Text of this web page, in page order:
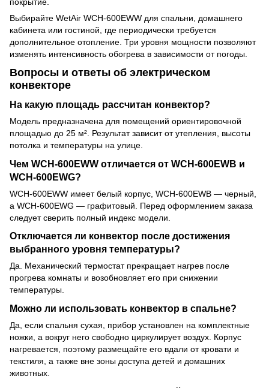
Выбирайте WetAir WCH-600EWW для спальни, домашнего
кабинета или гостиной, где периодически требуется
дополнительное отопление. Три уровня мощности позволяют
изменять интенсивность обогрева в зависимости от погоды.
Вопросы и ответы об электрическом
конвекторе
На какую площадь рассчитан конвектор?
Модель предназначена для помещений ориентировочной
площадью до 25 м². Результат зависит от утепления, высоты
потолка и температуры на улице.
Чем WCH-600EWW отличается от WCH-600EWB и
WCH-600EWG?
WCH-600EWW имеет белый корпус, WCH-600EWB — черный,
а WCH-600EWG — графитовый. Перед оформлением заказа
следует сверить полный индекс модели.
Отключается ли конвектор после достижения
выбранного уровня температуры?
Да. Механический термостат прекращает нагрев после
прогрева комнаты и возобновляет его при снижении
температуры.
Можно ли использовать конвектор в спальне?
Да, если спальня сухая, прибор установлен на комплектные
ножки, а вокруг него свободно циркулирует воздух. Корпус
нагревается, поэтому размещайте его вдали от кровати и
текстиля, а также вне зоны доступа детей и домашних
животных.